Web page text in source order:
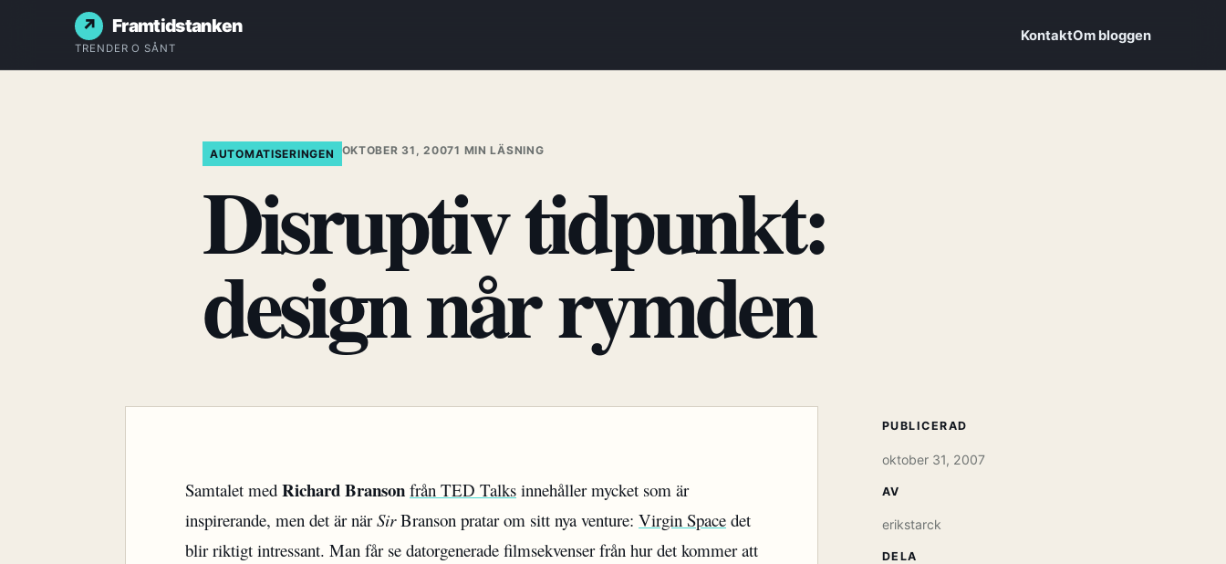
Framtidstanken
TRENDER O SÅNT
KontaktOm bloggen
AUTOMATISERINGEN OKTOBER 31, 20071 MIN LÄSNING
Disruptiv tidpunkt:
design når rymden
Samtalet med Richard Branson från TED Talks innehåller mycket som är
inspirerande, men det är närSirBranson pratar om sitt nya venture: Virgin Space det
blir riktigt intressant. Man får se datorgenerade filmsekvenser från hur det kommer att
PUBLICERAD
oktober 31, 2007
AV
erikstarck
DELA